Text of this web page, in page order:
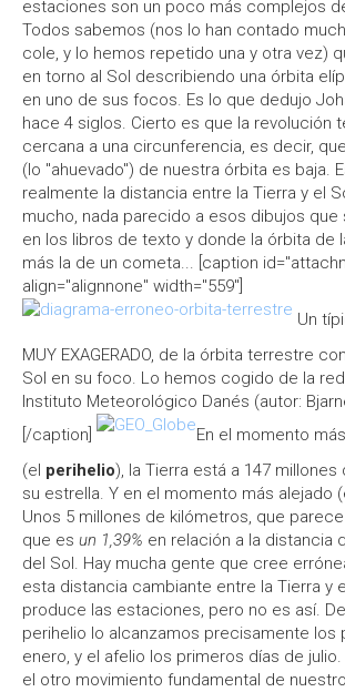
estaciones son un poco más complejos
Todos sabemos (nos lo han contado
cole, y lo hemos repetido una y otra vez)
en torno al Sol describiendo una órbita
en uno de sus focos. Es lo que dedujo
hace 4 siglos. Cierto es que la revolución
cercana a una circunferencia, es decir,
(lo "ahuevado") de nuestra órbita es baja.
realmente la distancia entre la Tierra y el
mucho, nada parecido a esos dibujos que
en los libros de texto y donde la órbita de
más la de un cometa... [caption
align="alignnone" width="559"]
Un
MUY EXAGERADO, de la órbita terrestre
Sol en su foco. Lo hemos cogido de la
Instituto Meteorológico Danés (autor:
[/caption]
En el momento
(el perihelio), la Tierra está a 147
su estrella. Y en el momento más alejado
Unos 5 millones de kilómetros, que
que es un 1,39% en relación a la distancia
del Sol. Hay mucha gente que cree
esta distancia cambiante entre la Tierra y
produce las estaciones, pero no es así.
perihelio lo alcanzamos precisamente los
enero, y el afelio los primeros días de
el otro movimiento fundamental de